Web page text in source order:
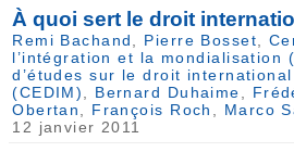
À quoi sert le droit
Remi Bachand Pierre Bosset
l’intégration et la mondialisation
d’études sur le droit
(CEDIM)
Bernard Duhaime
Obertan
François Roch Marco
12 janvier 2011